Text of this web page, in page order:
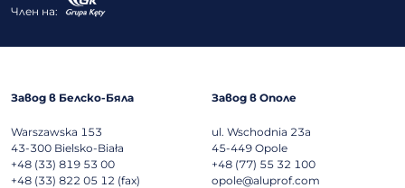
Член на:
Завод в Белско-Бяла
Warszawska 153
43-300 Bielsko-Biała
+48 (33) 819 53 00
+48 (33) 822 05 12 (fax)
Завод в Ополе
ul. Wschodnia 23a
45-449 Opole
+48 (77) 55 32 100
opole@aluprof.com